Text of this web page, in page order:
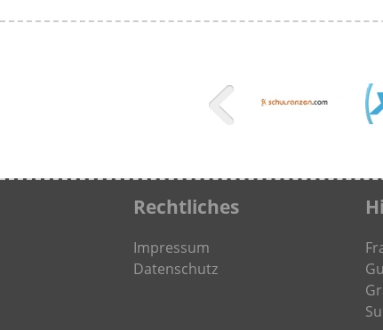
Rechtliches
Impressum
Datenschutz